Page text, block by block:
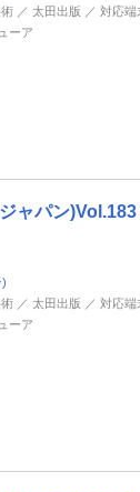
／ 太田出版 ／ 対応端
ーア
ャパン
／ 太田出版 ／ 対応端
ーア